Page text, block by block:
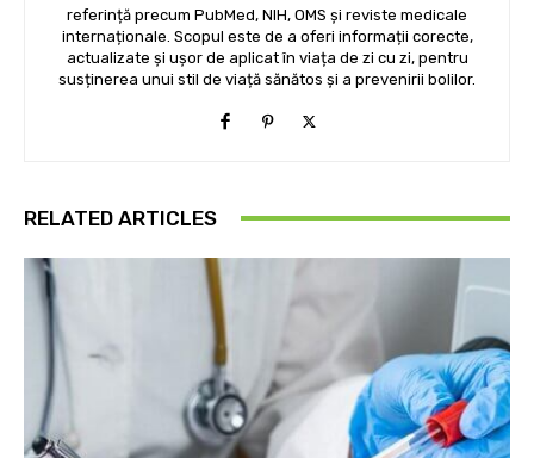
referință precum PubMed, NIH, OMS și reviste medicale
internaționale. Scopul este de a oferi informații corecte,
actualizate și ușor de aplicat în viața de zi cu zi, pentru
susținerea unui stil de viață sănătos și a prevenirii bolilor.
RELATED ARTICLES